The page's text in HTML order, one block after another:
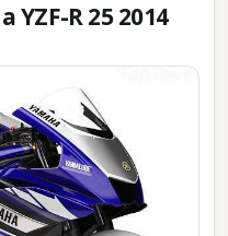
R 25 2014